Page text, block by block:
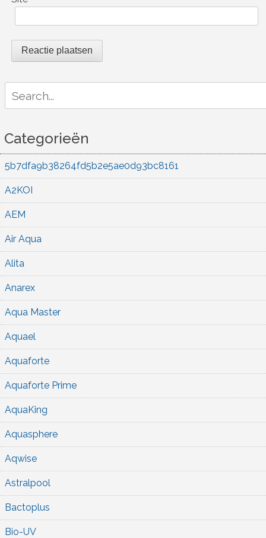
for:
Categorieën
5b7dfa9b38264fd5b2e5ae0d93bc8161
A2KOI
AEM
Air Aqua
Alita
Anarex
Aqua Master
Aquael
Aquaforte
Aquaforte Prime
AquaKing
Aquasphere
Aqwise
Astralpool
Bactoplus
Bio-UV